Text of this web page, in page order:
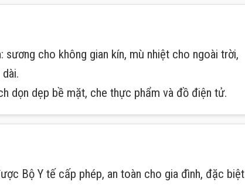
sương cho không gian kín, mù nhiệt cho ngoài trời,
dọn dẹp bề mặt, che thực phẩm và đồ điện tử.
Bộ Y tế cấp phép, an toàn cho gia đình, đặc biệt